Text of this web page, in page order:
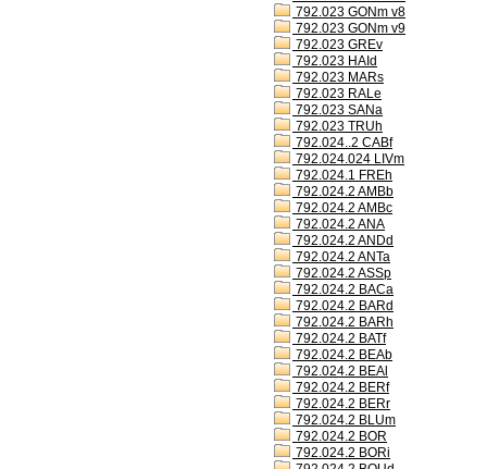
792.023 GONm v8
792.023 GONm v9
792.023 GREv
792.023 HAId
792.023 MARs
792.023 RALe
792.023 SANa
792.023 TRUh
792.024..2 CABf
792.024.024 LIVm
792.024.1 FREh
792.024.2 AMBb
792.024.2 AMBc
792.024.2 ANA
792.024.2 ANDd
792.024.2 ANTa
792.024.2 ASSp
792.024.2 BACa
792.024.2 BARd
792.024.2 BARh
792.024.2 BATf
792.024.2 BEAb
792.024.2 BEAl
792.024.2 BERf
792.024.2 BERr
792.024.2 BLUm
792.024.2 BOR
792.024.2 BORi